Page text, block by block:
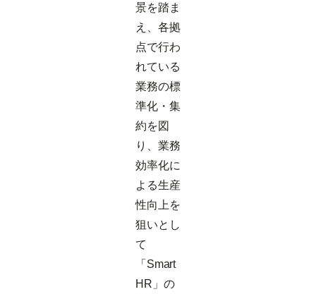
景を踏ま
え、各拠
点で行わ
れている
業務の標
準化・集
約を図
り、業務
効率化に
よる生産
性向上を
狙いとし
て
「Smart
HR」の